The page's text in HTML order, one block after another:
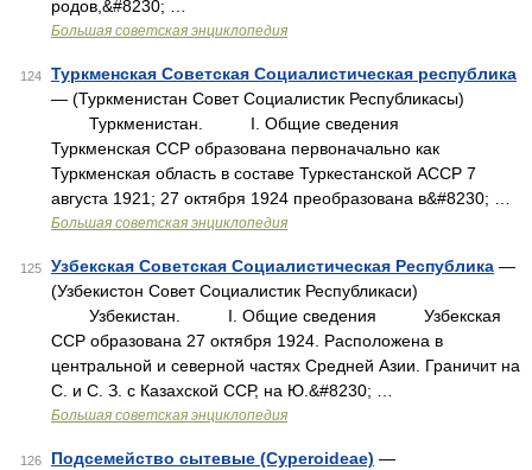
родов,&#8230; …
Большая советская энциклопедия
124
Туркменская Советская Социалистическая республика
— (Туркменистан Совет Социалистик Республикасы)
Туркменистан. I. Общие сведения
Туркменская ССР образована первоначально как
Туркменская область в составе Туркестанской АССР 7
августа 1921; 27 октября 1924 преобразована в&#8230; …
Большая советская энциклопедия
125 Узбекская Советская Социалистическая Республика —
(Узбекистон Совет Социалистик Республикаси)
Узбекистан. I. Общие сведения Узбекская
ССР образована 27 октября 1924. Расположена в
центральной и северной частях Средней Азии. Граничит на
С. и С. З. с Казахской ССР, на Ю.&#8230; …
Большая советская энциклопедия
126 Подсемейство сытевые (Cyperoideae) —